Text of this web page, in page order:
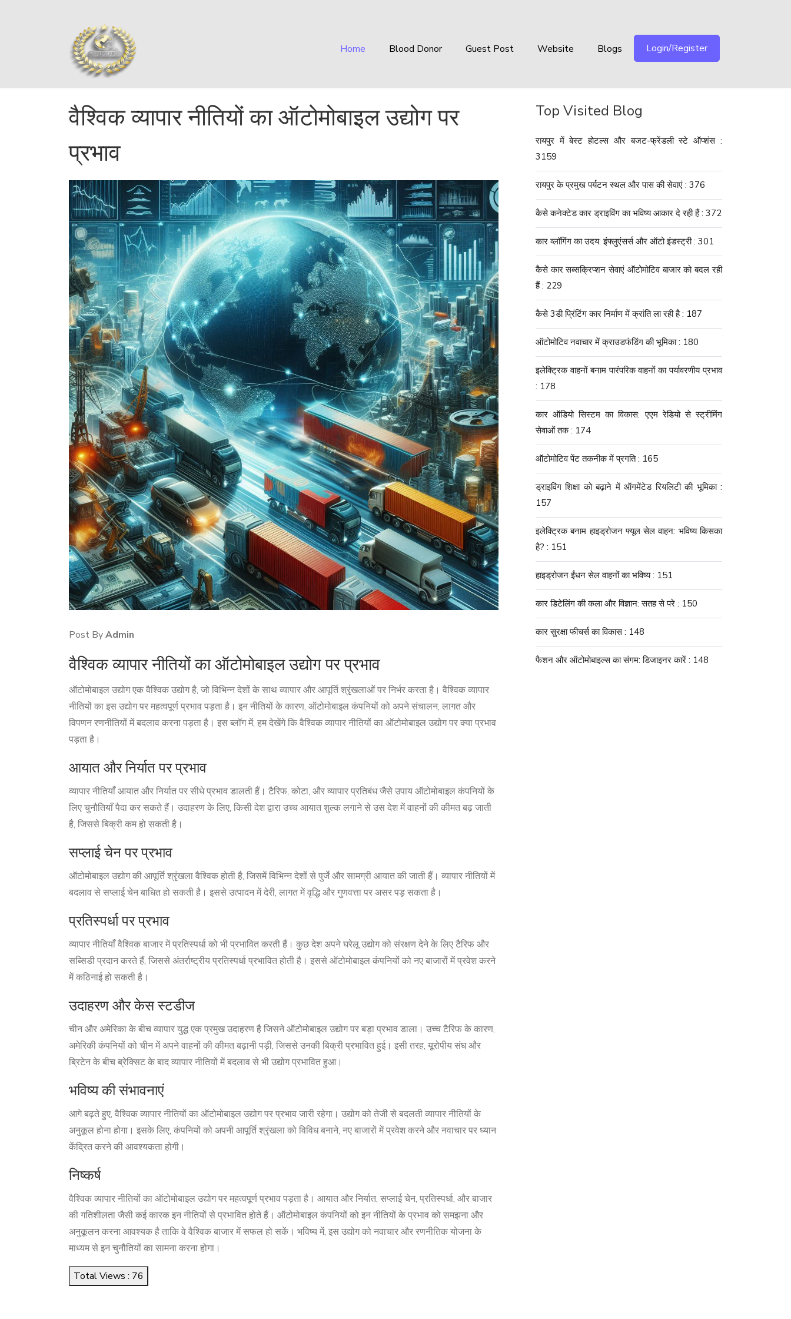
Home Blood Donor Guest Post Website Blogs Login/Register
वैश्विक व्यापार नीतियों का ऑटोमोबाइल उद्योग पर
प्रभाव
Post ByAdmin
वैश्विक व्यापार नीतियों का ऑटोमोबाइल उद्योग पर प्रभाव
ऑटोमोबाइल उद्योग एक वैश्विक उद्योग है, जो विभिन्न देशों के साथ व्यापार और आपूर्ति श्रृंखलाओं पर निर्भर करता है। वैश्विक व्यापार
नीतियों का इस उद्योग पर महत्वपूर्ण प्रभाव पड़ता है। इन नीतियों के कारण, ऑटोमोबाइल कंपनियों को अपने संचालन, लागत और
विपणन रणनीतियों में बदलाव करना पड़ता है। इस ब्लॉग में, हम देखेंगे कि वैश्विक व्यापार नीतियों का ऑटोमोबाइल उद्योग पर क्या प्रभाव
पड़ता है।
आयात और निर्यात पर प्रभाव
व्यापार नीतियाँ आयात और निर्यात पर सीधे प्रभाव डालती हैं। टैरिफ, कोटा, और व्यापार प्रतिबंध जैसे उपाय ऑटोमोबाइल कंपनियों के
लिए चुनौतियाँ पैदा कर सकते हैं। उदाहरण के लिए, किसी देश द्वारा उच्च आयात शुल्क लगाने से उस देश में वाहनों की कीमत बढ़ जाती
है, जिससे बिक्री कम हो सकती है।
सप्लाई चेन पर प्रभाव
ऑटोमोबाइल उद्योग की आपूर्ति श्रृंखला वैश्विक होती है, जिसमें विभिन्न देशों से पुर्जे और सामग्री आयात की जाती हैं। व्यापार नीतियों में
बदलाव से सप्लाई चेन बाधित हो सकती है। इससे उत्पादन में देरी, लागत में वृद्धि और गुणवत्ता पर असर पड़ सकता है।
प्रतिस्पर्धा पर प्रभाव
व्यापार नीतियाँ वैश्विक बाजार में प्रतिस्पर्धा को भी प्रभावित करती हैं। कुछ देश अपने घरेलू उद्योग को संरक्षण देने के लिए टैरिफ और
सब्सिडी प्रदान करते हैं, जिससे अंतर्राष्ट्रीय प्रतिस्पर्धा प्रभावित होती है। इससे ऑटोमोबाइल कंपनियों को नए बाजारों में प्रवेश करने
में कठिनाई हो सकती है।
उदाहरण और केस स्टडीज
चीन और अमेरिका के बीच व्यापार युद्ध एक प्रमुख उदाहरण है जिसने ऑटोमोबाइल उद्योग पर बड़ा प्रभाव डाला। उच्च टैरिफ के कारण,
अमेरिकी कंपनियों को चीन में अपने वाहनों की कीमत बढ़ानी पड़ी, जिससे उनकी बिक्री प्रभावित हुई। इसी तरह, यूरोपीय संघ और
ब्रिटेन के बीच ब्रेक्सिट के बाद व्यापार नीतियों में बदलाव से भी उद्योग प्रभावित हुआ।
भविष्य की संभावनाएं
आगे बढ़ते हुए, वैश्विक व्यापार नीतियों का ऑटोमोबाइल उद्योग पर प्रभाव जारी रहेगा। उद्योग को तेजी से बदलती व्यापार नीतियों के
अनुकूल होना होगा। इसके लिए, कंपनियों को अपनी आपूर्ति श्रृंखला को विविध बनाने, नए बाजारों में प्रवेश करने और नवाचार पर ध्यान
केंद्रित करने की आवश्यकता होगी।
निष्कर्ष
वैश्विक व्यापार नीतियों का ऑटोमोबाइल उद्योग पर महत्वपूर्ण प्रभाव पड़ता है। आयात और निर्यात, सप्लाई चेन, प्रतिस्पर्धा, और बाजार
की गतिशीलता जैसी कई कारक इन नीतियों से प्रभावित होते हैं। ऑटोमोबाइल कंपनियों को इन नीतियों के प्रभाव को समझना और
अनुकूलन करना आवश्यक है ताकि वे वैश्विक बाजार में सफल हो सकें। भविष्य में, इस उद्योग को नवाचार और रणनीतिक योजना के
माध्यम से इन चुनौतियों का सामना करना होगा।
Total Views : 76
Top Visited Blog
रायपुर में बेस्ट होटल्स और बजट-फ्रेंडली स्टे ऑप्शंस :
3159
रायपुर के प्रमुख पर्यटन स्थल और पास की सेवाएं : 376
कैसे कनेक्टेड कार ड्राइविंग का भविष्य आकार दे रही हैं : 372
कार व्लॉगिंग का उदय: इंफ्लुएंसर्स और ऑटो इंडस्ट्री : 301
कैसे कार सब्सक्रिप्शन सेवाएं ऑटोमोटिव बाजार को बदल रही
हैं : 229
कैसे 3डी प्रिंटिंग कार निर्माण में क्रांति ला रही है : 187
ऑटोमोटिव नवाचार में क्राउडफंडिंग की भूमिका : 180
इलेक्ट्रिक वाहनों बनाम पारंपरिक वाहनों का पर्यावरणीय प्रभाव
: 178
कार ऑडियो सिस्टम का विकास: एएम रेडियो से स्ट्रीमिंग
सेवाओं तक : 174
ऑटोमोटिव पेंट तकनीक में प्रगति : 165
ड्राइविंग शिक्षा को बढ़ाने में ऑगमेंटेड रियलिटी की भूमिका :
157
इलेक्ट्रिक बनाम हाइड्रोजन फ्यूल सेल वाहन: भविष्य किसका
है? : 151
हाइड्रोजन ईंधन सेल वाहनों का भविष्य : 151
कार डिटेलिंग की कला और विज्ञान: सतह से परे : 150
कार सुरक्षा फीचर्स का विकास : 148
फैशन और ऑटोमोबाइल्स का संगम: डिजाइनर कारें : 148